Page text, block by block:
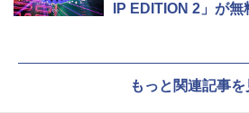
IP EDITION 2」が無
もっと関連記事を